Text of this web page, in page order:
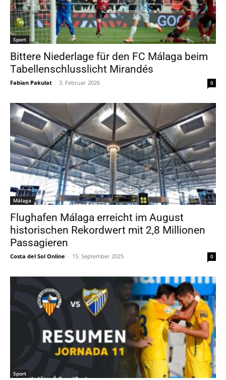
Sport
Bittere Niederlage für den FC Málaga beim
Tabellenschlusslicht Mirandés
Fabian Pakulat - 3. Februar 2026 0
Málaga
Flughafen Málaga erreicht im August
historischen Rekordwert mit 2,8 Millionen
Passagieren
Costa del Sol Online - 15. September 2025 0
Sport